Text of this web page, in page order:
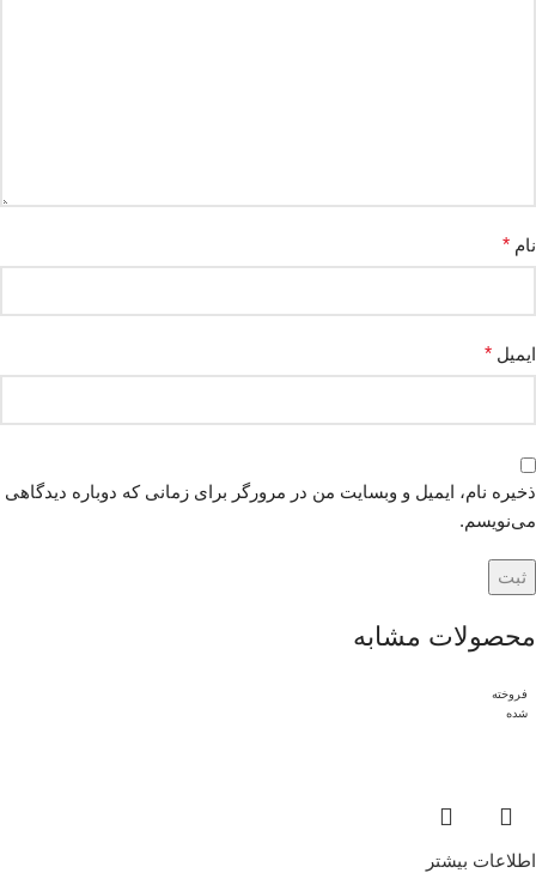
نام *
ایمیل *
ذخیره نام، ایمیل و وبسایت من در مرورگر برای زمانی که دوباره دیدگاهی
می‌نویسم.
محصولات مشابه
فروخته
شده
اطلاعات بیشتر